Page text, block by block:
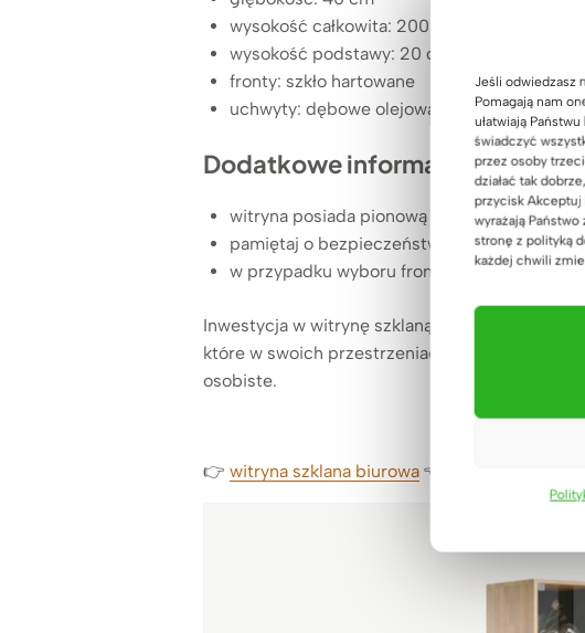
Jeśli odwiedzasz
Pomagają nam
ułatwiają
świadczyć
przez osoby
działać tak
przycisk Akceptuj
wyrażają
stronę z polityką
każdej chwili
wysokość całkowita: 200 cm
wysokość podstawy: 20 cm
fronty: szkło hartowane
uchwyty: dębowe olejowane
Dodatkowe informacje:
witryna posiada pionową przegrodę
pamiętaj o bezpieczeństwie i przytwierdź
w przypadku wyboru frontu zamykanego na
Inwestycja w witrynę szklaną to decyzja, którą
które w swoich przestrzeniach roboczych
osobiste.
👉 witryna szklana biurowa 👈